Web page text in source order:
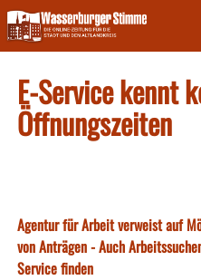
Skip
to
content
E-Service kennt
Öffnungszeiten
Agentur für Arbeit verweist auf
von Anträgen - Auch
Service finden